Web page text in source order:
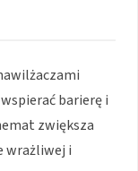
barierę i
zwiększa
wrażliwej i